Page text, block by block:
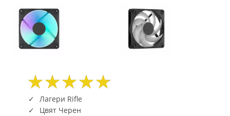
3PAK
|
Лагери Rifle
Цвят Черен